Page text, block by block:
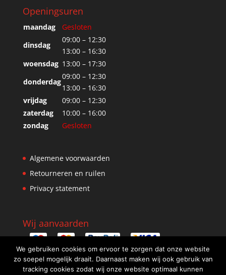
Openingsuren
maandag
Gesloten
dinsdag
09:00 – 12:30
13:00 – 16:30
woensdag 13:00 – 17:30
donderdag
09:00 – 12:30
13:00 – 16:30
vrijdag
09:00 – 12:30
zaterdag
10:00 – 16:00
zondag
Gesloten
Algemene voorwaarden
Retourneren en ruilen
Privacy statement
Wij aanvaarden
We gebruiken cookies om ervoor te zorgen dat onze website
zo soepel mogelijk draait. Daarnaast maken wij ook gebruik van
tracking cookies zodat wij onze website optimaal kunnen